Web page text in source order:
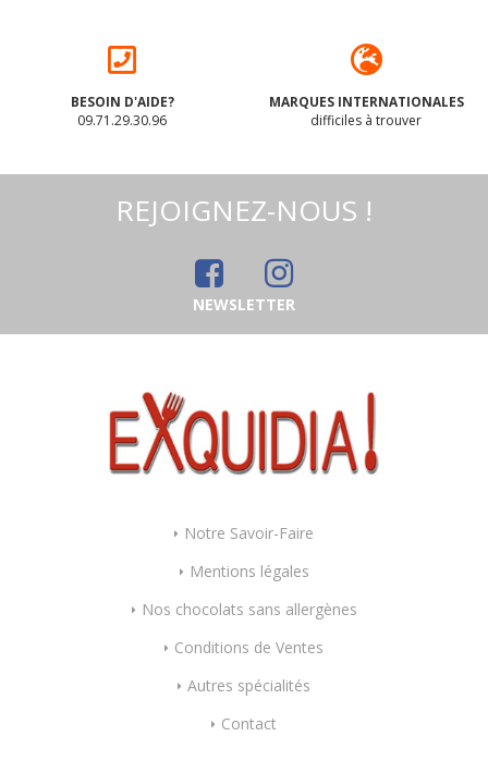
BESOIN D'AIDE?
09.71.29.30.96
MARQUES INTERNATIONALES
difficiles à trouver
REJOIGNEZ-NOUS !
NEWSLETTER
Notre Savoir-Faire
Mentions légales
Nos chocolats sans allergènes
Conditions de Ventes
Autres spécialités
Contact